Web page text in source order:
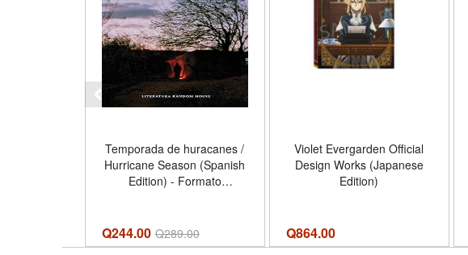
Temporada de huracanes /
Hurricane Season (Spanish
Edition) - Formato
Q244.00 Q289.00
Violet Evergarden Official
Design Works (Japanese
Edition)
Q864.00